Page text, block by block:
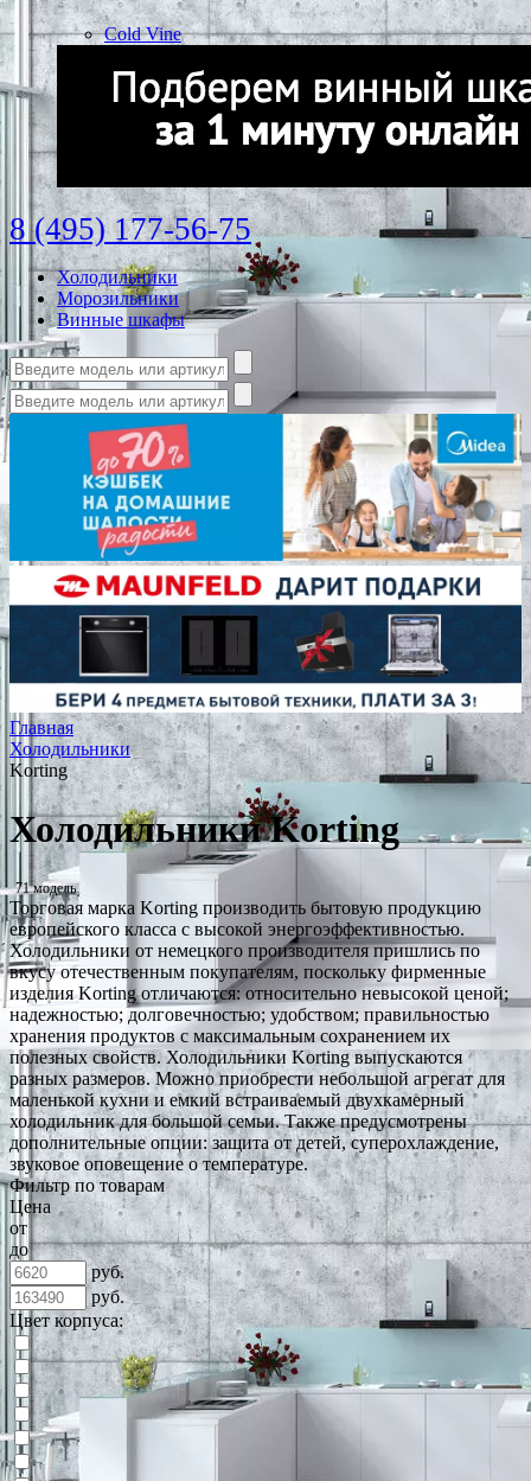
Cold Vine
8 (495) 177-56-75
Холодильники
Морозильники
Винные шкафы
Главная
Холодильники
Korting
Холодильники Korting
71 модель
Торговая марка Korting производить бытовую продукцию
европейского класса с высокой энергоэффективностью.
Холодильники от немецкого производителя пришлись по
вкусу отечественным покупателям, поскольку фирменные
изделия Korting отличаются: относительно невысокой ценой;
надежностью; долговечностью; удобством; правильностью
хранения продуктов с максимальным сохранением их
полезных свойств. Холодильники Korting выпускаются
разных размеров. Можно приобрести небольшой агрегат для
маленькой кухни и емкий встраиваемый двухкамерный
холодильник для большой семьи. Также предусмотрены
дополнительные опции: защита от детей, суперохлаждение,
звуковое оповещение о температуре.
Фильтр по товарам
Цена
от
до
руб.
руб.
Цвет корпуса: